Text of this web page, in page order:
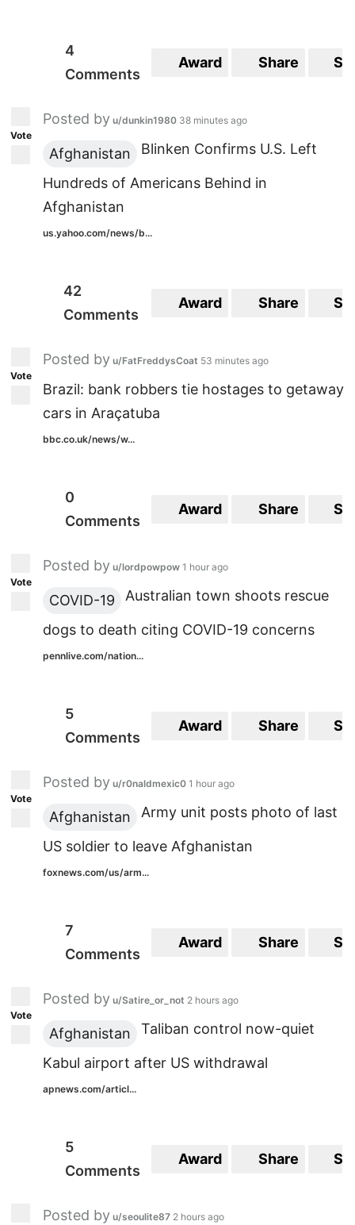
4
Comments
Award Share
Vote
Posted by u/dunkin1980 38 minutes ago
Afghanistan Blinken Confirms U.S. Left
Hundreds of Americans Behind in
Afghanistan
us.yahoo.com/news/b...
42
Comments
Award Share
Vote
Posted by u/FatFreddysCoat 53 minutes ago
Brazil: bank robbers tie hostages to getaway
cars in Araçatuba
bbc.co.uk/news/w...
0
Comments
Award Share
Vote
Posted by u/lordpowpow 1 hour ago
COVID-19 Australian town shoots rescue
dogs to death citing COVID-19 concerns
pennlive.com/nation...
5
Comments
Award Share
Vote
Posted by u/r0naldmexic0 1 hour ago
Afghanistan Army unit posts photo of last
US soldier to leave Afghanistan
foxnews.com/us/arm...
7
Comments
Award Share
Vote
Posted by u/Satire_or_not 2 hours ago
Afghanistan Taliban control now-quiet
Kabul airport after US withdrawal
apnews.com/articl...
5
Comments
Award Share
Posted by u/seoulite87 2 hours ago